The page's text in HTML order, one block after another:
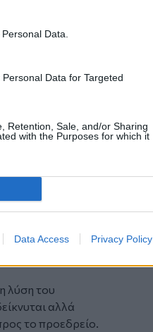
Data.
Data for Targeted
Retention, Sale, and/or Sharing
with the Purposes for which it
Data Access Privacy Policy
της οποίας
Δημοτικής
στην οποία
η
είπε
του
λύση του
αλλά
το προεδρείο.